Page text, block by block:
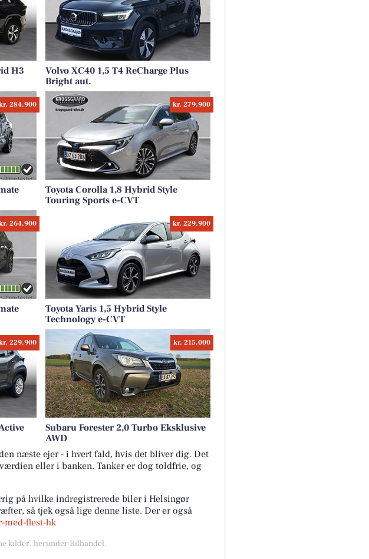
H3
Volvo XC40 1,5 T4 ReCharge Plus
Bright aut.
284.900 kr. 279.900
Toyota Corolla 1,8 Hybrid Style
Touring Sports e-CVT
264.900 kr. 229.900
Toyota Yaris 1,5 Hybrid Style
Technology e-CVT
229.900 kr. 215.000
Subaru Forester 2,0 Turbo Eksklusive
AWD
næste ejer - i hvert fald, hvis det bliver dig. Det
eller i banken. Tanker er dog toldfrie, og
på hvilke indregistrerede biler i Helsingør
så tjek også lige denne liste. Der er også
flest-hk
kilder, herunder Bilhandel.